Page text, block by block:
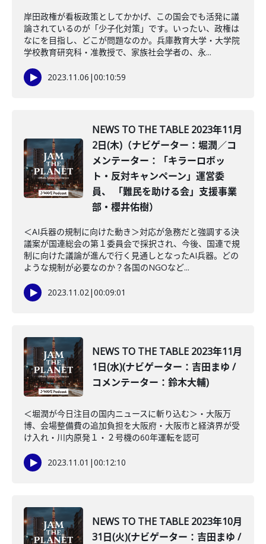
岸田政権が看板政策としてかかげ、この国会でも活発に議
論されているのが「少子化対策」です。いったい、政権は
なにを目指し、どこが問題なのか。兵庫教育大学・大学院
学校教育研究科・准教授で、家族社会学者の、永...
2023.11.06 |00:10:59
NEWS TO THE TABLE 2023年11月
2日(木)（ナビゲーター：堀潤／コ
メンテーター：「キラーロボッ
ト・反対キャンペーン」運営委
員、 「難民を助ける会」支援事業
部・櫻井佑樹）
＜AI兵器の規制に向けた動き＞対応が急務だと強調する決
議案が国連総会の第１委員会で採択され、今後、国連で規
制に向けた議論が進んで行く見通しとなったAI兵器。どの
ような規制が必要なのか？各国のNGOなど...
2023.11.02|00:09:01
NEWS TO THE TABLE 2023年11月
1日(水)(ナビゲーター：吉田まゆ /
コメンテーター：鈴木大輔)
＜堀潤が今日注目の国内ニュースに斬り込む＞・大阪万
博、会場整備費の追加負担を大阪府・大阪市と経済界が受
け入れ・川内原発１・２号機の60年運転を認可
2023.11.01 |00:12:10
NEWS TO THE TABLE 2023年10月
31日(火)(ナビゲーター：吉田まゆ /